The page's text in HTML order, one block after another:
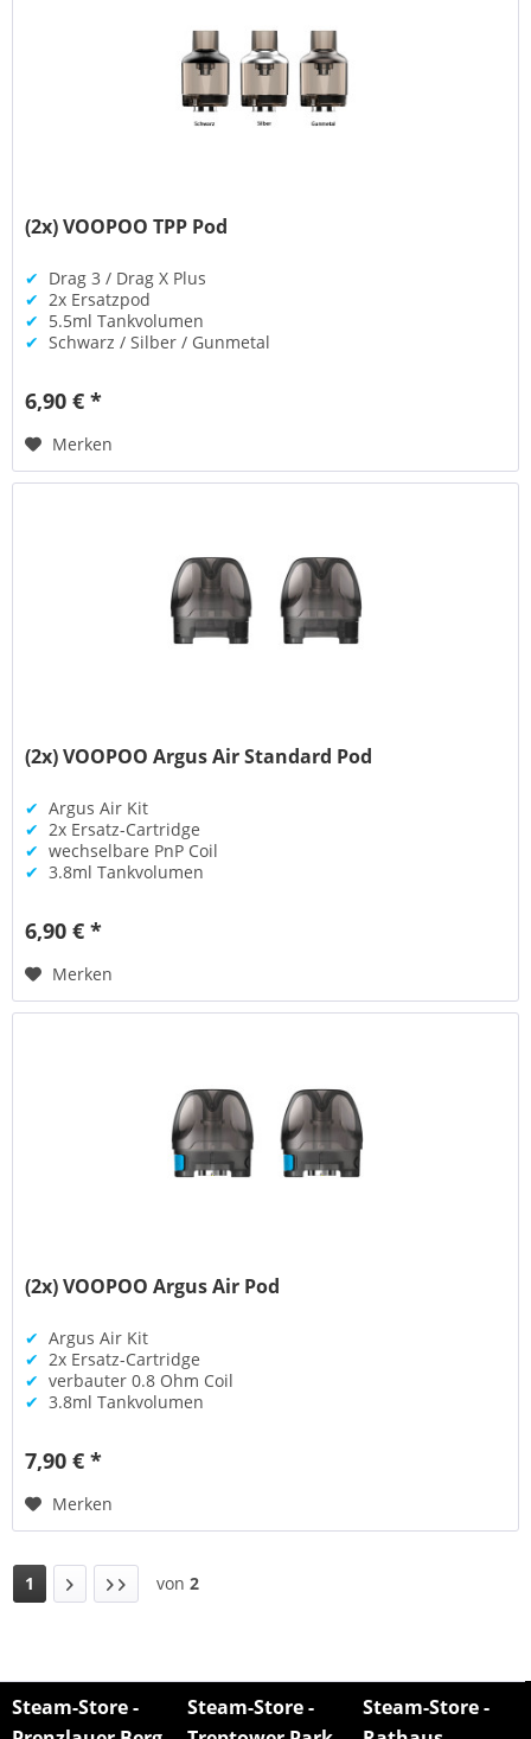
(2x) VOOPOO TPP Pod
✔ Drag 3 / Drag X Plus
✔ 2x Ersatzpod
✔ 5.5ml Tankvolumen
✔ Schwarz / Silber / Gunmetal
6,90 € *
Merken
(2x) VOOPOO Argus Air Standard Pod
✔ Argus Air Kit
✔ 2x Ersatz-Cartridge
✔ wechselbare PnP Coil
✔ 3.8ml Tankvolumen
6,90 € *
Merken
(2x) VOOPOO Argus Air Pod
✔ Argus Air Kit
✔ 2x Ersatz-Cartridge
✔ verbauter 0.8 Ohm Coil
✔ 3.8ml Tankvolumen
7,90 € *
Merken
1 von 2
Steam-Store -
Steam-Store -
Steam-Store -